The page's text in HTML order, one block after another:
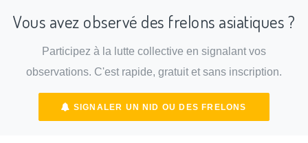
Vous avez observé des frelons asiatiques ?
Participez à la lutte collective en signalant vos
observations. C'est rapide, gratuit et sans inscription.
SIGNALER UN NID OU DES FRELONS